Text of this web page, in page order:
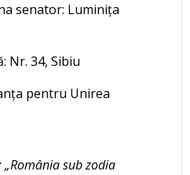
senator: Luminița
Nr. 34, Sibiu
pentru Unirea
„România sub zodia